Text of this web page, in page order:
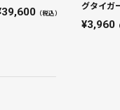
39,600（税込）
グタイガ
3,960